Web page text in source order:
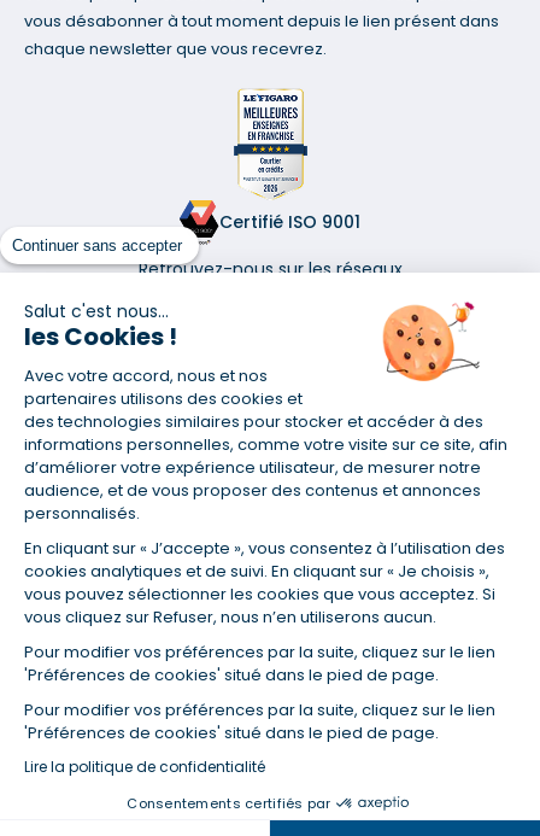
Continuer sans accepter
Salut c'est nous...
les Cookies !
Avec votre accord, nous et nos
partenaires utilisons des cookies et
des technologies similaires pour stocker et accéder à des
informations personnelles, comme votre visite sur ce site, afin
d’améliorer votre expérience utilisateur, de mesurer notre
audience, et de vous proposer des contenus et annonces
personnalisés.
En cliquant sur « J’accepte », vous consentez à l’utilisation des
cookies analytiques et de suivi. En cliquant sur « Je choisis »,
vous pouvez sélectionner les cookies que vous acceptez. Si
vous cliquez sur Refuser, nous n’en utiliserons aucun.
Pour modifier vos préférences par la suite, cliquez sur le lien
'Préférences de cookies' situé dans le pied de page.
Pour modifier vos préférences par la suite, cliquez sur le lien
'Préférences de cookies' situé dans le pied de page.
Lire la politique de confidentialité
Consentements certifiés par
vous désabonner à tout moment depuis le lien présent dans
chaque newsletter que vous recevrez.
Certifié ISO 9001
Retrouvez-nous sur les réseaux
(1) Taux fixe national hors assurance et selon votre profil
(2) Économie de 65 % pour l'assurance d'un prêt amortissable de 330
457,23 € à 0,90 % sur 19,5 ans, accordé à un salarié non cadre assuré à
100 % (décès, PTIA, IPP, ITT, IPP) âgé de 36 ans fumeur et une personne
salariée non cadre assurée à 100 % (décès, PTIA, IPP, ITT, IPP) âgée de 35
ans et non-fumeur, tous deux sans risque médical connu. Au
14/07/2019, coût de l'assurance proposée par la banque 179,08 €/mois
en moyenne contre 64,60 €/mois en moyenne au 14/07/2022 avec
Empruntis.com (TAEA : 0,44 %, coût total de l'assurance : 15 117,65 €).
(3) Taux minimum pour un crédit consommation d'un montant fixé entre
(4) La diminution du montant des mensualités entraîne l'allongement
de la durée de remboursement ainsi que la hausse du coût total du
crédit.
(5) Banques de réseau, mutualistes, spécialisées, directions
Mutuelles, compagnies et courtiers d'assurances. Selon votre profil et
(6) Banques de réseau, mutualistes, spécialisées, directions